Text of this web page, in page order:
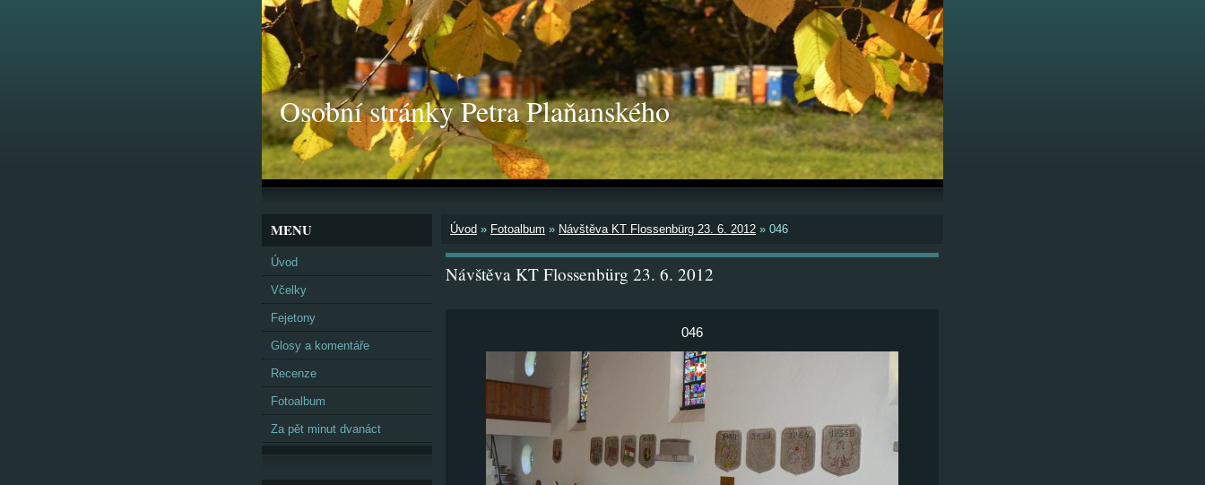
Osobní stránky Petra Plaňanského
Úvod » Fotoalbum » Návštěva KT Flossenbürg 23. 6. 2012 » 046
Návštěva KT Flossenbürg 23. 6. 2012
046
MENU
Úvod
Včelky
Fejetony
Glosy a komentáře
Recenze
Fotoalbum
Za pět minut dvanáct